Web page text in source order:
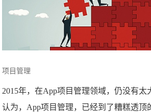
项目管理
2015年，在App项目管理领域，仍没有太
认为，App项目管理，已经到了糟糕透顶